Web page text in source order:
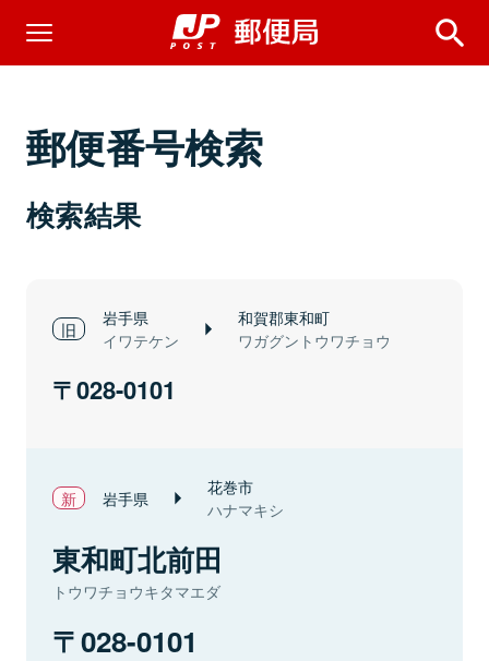
郵便番号検索
検索結果
岩手県
イワテケン
和賀郡東和町
ワガグントウワチョウ
028-0101
岩手県 花巻市
ハナマキシ
東和町北前田
トウワチョウキタマエダ
028-0101